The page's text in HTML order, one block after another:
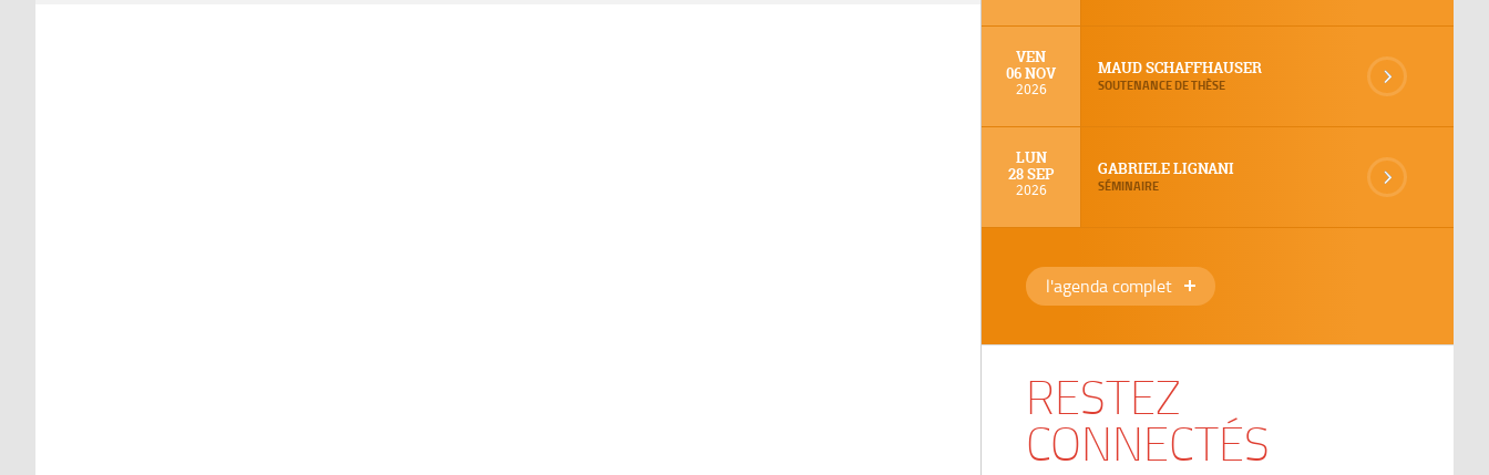
VEN
06 NOV
2026
MAUD SCHAFFHAUSER
SOUTENANCE DE THÈSE
LUN
28 SEP
2026
GABRIELE LIGNANI
SÉMINAIRE
l'agenda complet
RESTEZ
CONNECTÉS